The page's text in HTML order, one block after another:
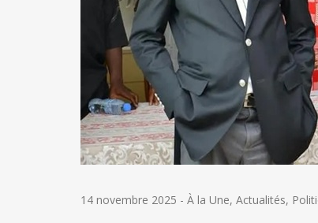
14 novembre 2025 - À la Une, Actualités,